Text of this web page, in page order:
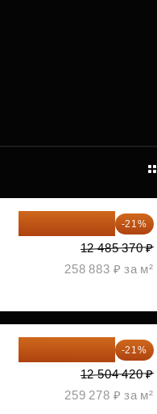
-21%
12 485 370 ₽
258 883 ₽ за м²
-21%
12 504 420 ₽
259 278 ₽ за м²